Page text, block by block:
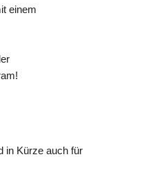
einem
in Kürze auch für